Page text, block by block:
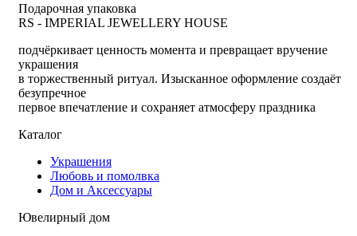
Подарочная упаковка
RS - IMPERIAL JEWELLERY HOUSE
подчёркивает ценность момента и превращает вручение
украшения
в торжественный ритуал. Изысканное оформление создаёт
безупречное
первое впечатление и сохраняет атмосферу праздника
Каталог
Украшения
Любовь и помолвка
Дом и Аксессуары
Ювелирный дом